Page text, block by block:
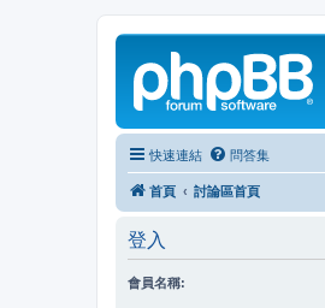
快速連結 問答集
首頁 討論區首頁
登入
會員名稱: